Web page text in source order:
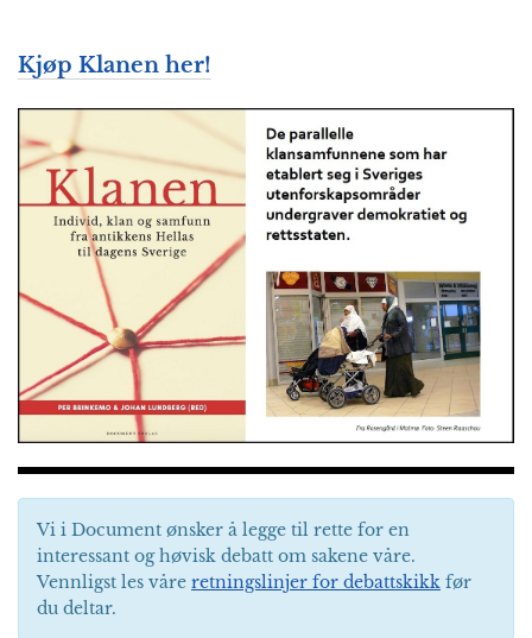
Kjøp Klanen her!
Vi i Document ønsker å legge til rette for en
interessant og høvisk debatt om sakene våre.
Vennligst les våre retningslinjer for debattskikk før
du deltar.